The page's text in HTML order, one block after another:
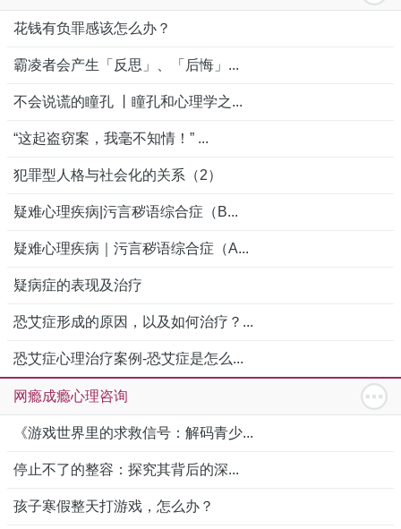
花钱有负罪感该怎么办？
霸凌者会产生「反思」、「后悔」...
不会说谎的瞳孔 丨瞳孔和心理学之...
“这起盗窃案，我毫不知情！” ...
犯罪型人格与社会化的关系（2）
疑难心理疾病|污言秽语综合症（B...
疑难心理疾病｜污言秽语综合症（A...
疑病症的表现及治疗
恐艾症形成的原因，以及如何治疗？...
恐艾症心理治疗案例-恐艾症是怎么...
网瘾成瘾心理咨询
《游戏世界里的求救信号：解码青少...
停止不了的整容：探究其背后的深...
孩子寒假整天打游戏，怎么办？